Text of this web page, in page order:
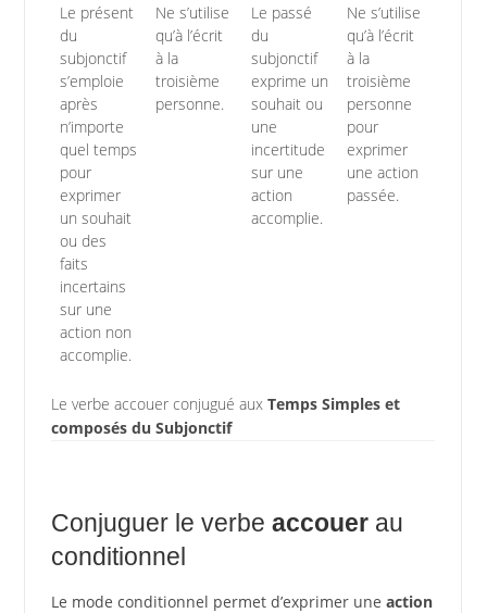
Le présent
du
subjonctif
s’emploie
après
n’importe
quel temps
pour
exprimer
un souhait
ou des
faits
incertains
sur une
action non
accomplie.
Ne s’utilise
qu’à l’écrit
à la
troisième
personne.
Le passé
du
subjonctif
exprime un
souhait ou
une
incertitude
sur une
action
accomplie.
Ne s’utilise
qu’à l’écrit
à la
troisième
personne
pour
exprimer
une action
passée.
Le verbe accouer conjugué aux Temps Simples et
composés du Subjonctif
Conjuguer le verbe accouerau
conditionnel
Le mode conditionnel permet d’exprimer une action